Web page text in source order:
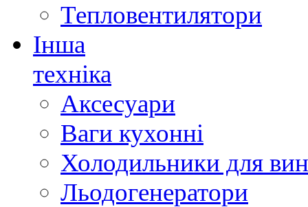
Тепловентилятори
Інша
техніка
Аксесуари
Ваги кухонні
Холодильники для
Льодогенератори